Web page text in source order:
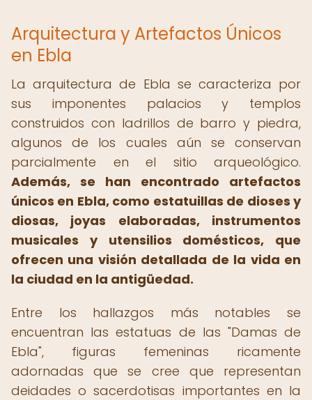
Arquitectura y Artefactos Únicos
en Ebla
La arquitectura de Ebla se caracteriza por
sus imponentes palacios y templos
construidos con ladrillos de barro y piedra,
algunos de los cuales aún se conservan
parcialmente en el sitio arqueológico.
Además, se han encontrado artefactos
únicos en Ebla, como estatuillas de dioses y
diosas, joyas elaboradas, instrumentos
musicales y utensilios domésticos, que
ofrecen una visión detallada de la vida en
la ciudad en la antigüedad.
Entre los hallazgos más notables se
encuentran las estatuas de las "Damas de
Ebla", figuras femeninas ricamente
adornadas que se cree que representan
deidades o sacerdotisas importantes en la